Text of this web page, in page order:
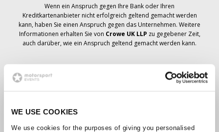
WE USE COOKIES
We use cookies for the purposes of giving you personalised
Wenn ein Anspruch gegen Ihre Bank oder Ihren
Kreditkartenanbieter nicht erfolgreich geltend gemacht werden
kann, haben Sie einen Anspruch gegen das Unternehmen. Weitere
Informationen erhalten Sie von Crowe UK LLP zu gegebener Zeit,
auch darüber, wie ein Anspruch geltend gemacht werden kann.
Sie haben eine Stornierungsmitteilung
bezüglich Ihrer Ticketbestellung erhalten, Ihre Buchung wurde nicht
storniert und es wird erwartet, dass Sie die von Ihnen bestellten
Unternehmens arbeitet mit den Lieferanten zusammen, um